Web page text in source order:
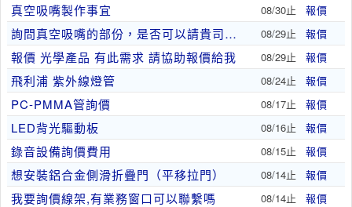
真空吸嘴製作事宜 08/30止 報價
詢問真空吸嘴的部份，是否可以請貴司協助提供聯絡方.. 08/29止 報價
報價 光學產品 有此需求 請協助報價給我 08/29止 報價
飛利浦 紫外線燈管 08/24止 報價
PC-PMMA管詢價 08/17止 報價
LED背光驅動板 08/16止 報價
錄音設備詢價費用 08/15止 報價
想安裝鋁合金側滑折疊門（平移拉門） 08/14止 報價
我要詢價線架,有業務窗口可以聯繫嗎 08/14止 報價